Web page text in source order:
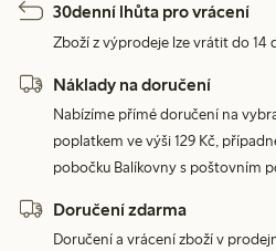
30denní lhůta pro vrácení
Zboží z výprodeje lze vrátit do 14
Náklady na doručení
Nabízíme přímé doručení na
poplatkem ve výši 129 Kč,
pobočku Balíkovny s poštovním
Doručení zdarma
Doručení a vrácení zboží v